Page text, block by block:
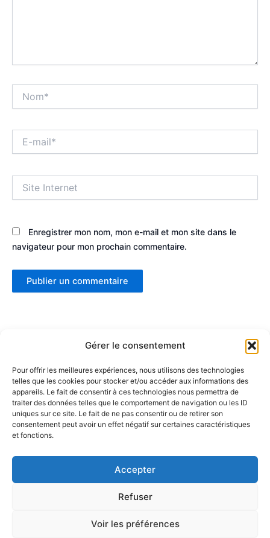
Gérer le consentement
Pour offrir les meilleures expériences, nous utilisons des technologies
telles que les cookies pour stocker et/ou accéder aux informations des
appareils. Le fait de consentir à ces technologies nous permettra de
traiter des données telles que le comportement de navigation ou les ID
uniques sur ce site. Le fait de ne pas consentir ou de retirer son
consentement peut avoir un effet négatif sur certaines caractéristiques
et fonctions.
Accepter
Refuser
Voir les préférences
mail*
Internet
Enregistrer mon nom, mon e-mail et mon site dans le
navigateur pour mon prochain commentaire.
Partenaires :
LaMaisonDuDonut
LaBelleBiere
Copyright © 2026 La Renverse | Propulsé par